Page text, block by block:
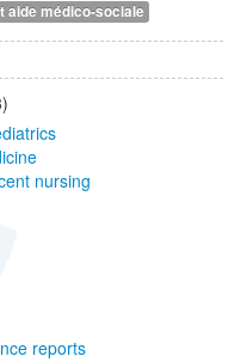
aide médico-sociale
nursing
reports